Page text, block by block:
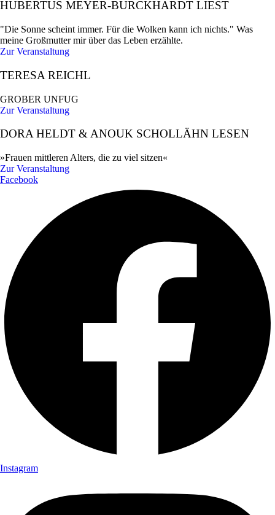
HUBERTUS MEYER-BURCKHARDT LIEST
"Die Sonne scheint immer. Für die Wolken kann ich nichts." Was
meine Großmutter mir über das Leben erzählte.
Zur Veranstaltung
TERESA REICHL
GROBER UNFUG
Zur Veranstaltung
DORA HELDT & ANOUK SCHOLLÄHN LESEN
»Frauen mittleren Alters, die zu viel sitzen«
Zur Veranstaltung
Facebook
Instagram